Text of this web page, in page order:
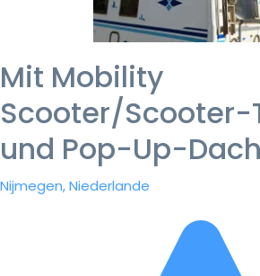
Mit Mobility
Scooter/Scooter-
und Pop-Up-
Nijmegen, Niederlande